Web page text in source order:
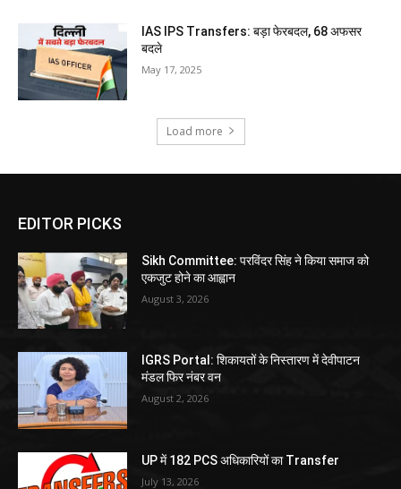
IAS IPS Transfers: बड़ा फेरबदल, 68 अफसर
बदले
May 17, 2025
Load more
EDITOR PICKS
Sikh Committee: परविंदर सिंह ने किया समाज को
एकजुट होने का आह्वान
August 3, 2026
IGRS Portal: शिकायतों के निस्तारण में देवीपाटन
मंडल फिर नंबर वन
August 2, 2026
UP में 182 PCS अधिकारियों का Transfer
July 13, 2026